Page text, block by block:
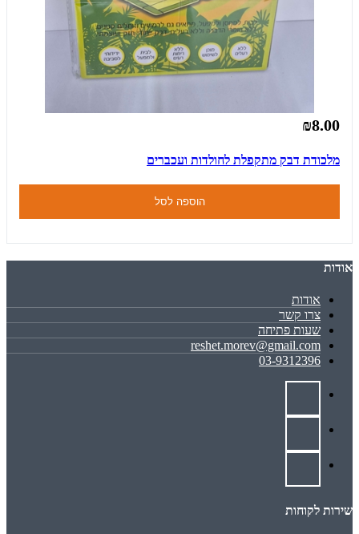
₪8.00
מלכודת דבק מתקפלת לחולדות ועכברים
הוספה לסל
אודות
אודות
צרו קשר
שעות פתיחה
reshet.morev@gmail.com
03-9312396
שירות לקוחות